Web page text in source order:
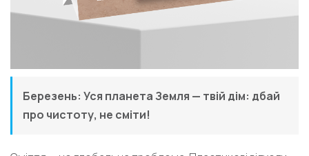
Березень: Уся планета Земля — твій дім: дбай
про чистоту, не сміти!